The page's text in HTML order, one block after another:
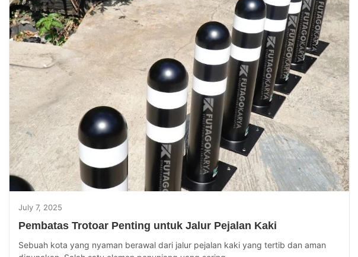
July 7, 2025
Pembatas Trotoar Penting untuk Jalur Pejalan Kaki
Sebuah kota yang nyaman berawal dari jalur pejalan kaki yang tertib dan aman